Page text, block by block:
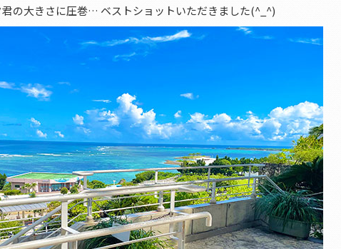
の大きさに圧巻… ベストショットいただきました(^_^)